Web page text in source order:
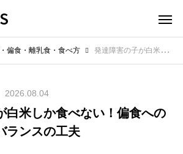
偏食・離乳食・食べ方 発達障害の子が白米しか食べない！偏食への対応策と栄養バランスの工夫
2026.08.04
白米しか食べない！偏食への
ランスの工夫